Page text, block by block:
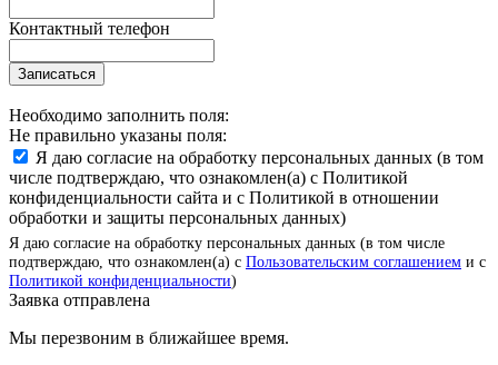
Контактный телефон
Записаться
Необходимо заполнить поля:
Не правильно указаны поля:
Я даю согласие на обработку персональных данных (в том
числе подтверждаю, что ознакомлен(а) с Политикой
конфиденциальности сайта и с Политикой в отношении
обработки и защиты персональных данных)
Я даю согласие на обработку персональных данных (в том числе
подтверждаю, что ознакомлен(а) с Пользовательским соглашением и с
Политикой конфиденциальности)
Заявка отправлена
Мы перезвоним в ближайшее время.